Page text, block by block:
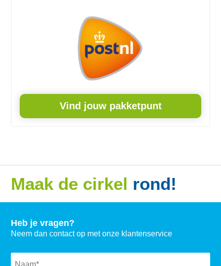
Vind jouw pakketpunt
Maak de cirkel rond!
Heb je vragen?
Neem dan contact op met onze klantenservice
Naam *